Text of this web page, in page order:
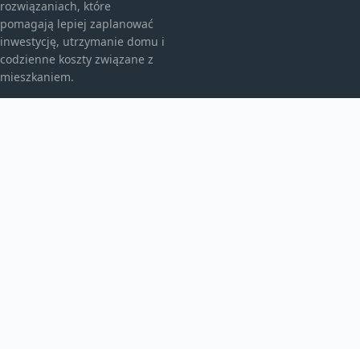
rozwiązaniach, które
pomagają lepiej zaplanować
inwestycję, utrzymanie domu i
codzienne koszty związane z
mieszkaniem.